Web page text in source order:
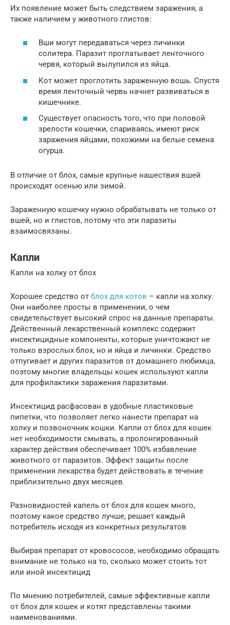
Их появление может быть следствием заражения, а
также наличием у животного глистов:
Вши могут передаваться через личинки
солитера. Паразит проглатывает ленточного
червя, который вылупился из яйца.
Кот может проглотить зараженную вошь. Спустя
время ленточный червь начнет развиваться в
кишечнике.
Существует опасность того, что при половой
зрелости кошечки, спариваясь, имеют риск
заражения яйцами, похожими на белые семена
огурца.
В отличие от блох, самые крупные нашествия вшей
происходят осенью или зимой.
Зараженную кошечку нужно обрабатывать не только от
вшей, но и глистов, потому что эти паразиты
взаимосвязаны.
Капли
Капли на холку от блох
Хорошее средство от блох для котов – капли на холку.
Они наиболее просты в применении, о чем
свидетельствует высокий спрос на данные препараты.
Действенный лекарственный комплекс содержит
инсектицидные компоненты, которые уничтожают не
только взрослых блох, но и яйца и личинки. Средство
отпугивает и других паразитов от домашнего любимца,
поэтому многие владельцы кошек используют капли
для профилактики заражения паразитами.
Инсектицид расфасован в удобные пластиковые
пипетки, что позволяет легко нанести препарат на
холку и позвоночник кошки. Капли от блох для кошек
нет необходимости смывать, а пролонгированный
характер действия обеспечивает 100% избавление
животного от паразитов. Эффект защиты после
применения лекарства будет действовать в течение
приблизительно двух месяцев.
Разновидностей капель от блох для кошек много,
поэтому какое средство лучше, решает каждый
потребитель исходя из конкретных результатов
Выбирая препарат от кровососов, необходимо обращать
внимание не только на то, сколько может стоить тот
или иной инсектицид
По мнению потребителей, самые эффективные капли
от блох для кошек и котят представлены такими
наименованиями.